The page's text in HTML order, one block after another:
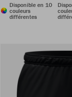
Disponible en 10
couleurs
différentes